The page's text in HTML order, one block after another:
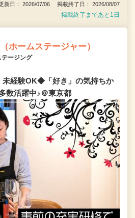
新日： 2026/07/06 掲載終了日： 2026/08/07
掲載終了まであと1日
ホームステージャー）
ージング
未経験OK◆「好き」の気持ちか
数活躍中♪＠東京都